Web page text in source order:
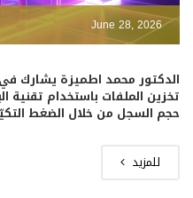
June 28, 2026
الدكتور محمد اطميزة يشارك
تخزين الملفات باستخدام تقنية
حجم السجل من خلال الضغط
للمزيد